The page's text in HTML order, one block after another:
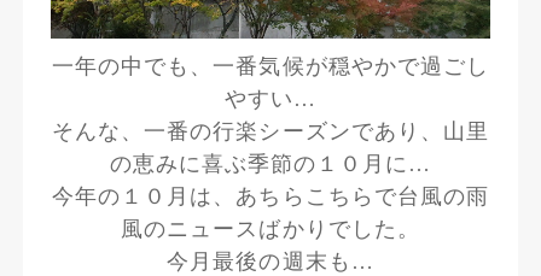
一年の中でも、一番気候が穏やかで過ごし
やすい…
そんな、一番の行楽シーズンであり、山里
の恵みに喜ぶ季節の１０月に…
今年の１０月は、あちらこちらで台風の雨
風のニュースばかりでした。
今月最後の週末も…